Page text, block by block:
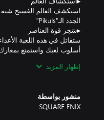
استكشف العالم الفسيح
ستقاتل في هذه اللعبة
يوجد 100 مقطوعةإظهار المزيد
منشور بواسطة
SQUARE ENIX